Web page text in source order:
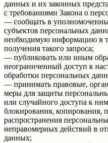
данных и их законных
с требованиями Закона о
— сообщать в
субъектов персональных
необходимую информацию в
получения такого запроса;
— публиковать или иным
неограниченный доступ к
обработки персональных
— принимать правовые,
меры для защиты
или случайного доступа к
блокирования, копирования,
распространения
неправомерных действий в
данных;